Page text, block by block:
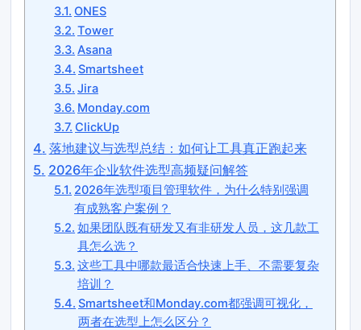
ONES
Tower
Asana
Smartsheet
Jira
Monday.com
ClickUp
落地建议与选型总结：如何让工具真正跑起来
2026年企业软件选型高频疑问解答
2026年选型项目管理软件，为什么特别强调
有成熟客户案例？
如果团队既有研发又有非研发人员，这几款工
具怎么选？
这些工具中哪款最适合快速上手、不需要复杂
培训？
Smartsheet和Monday.com都强调可视化，
两者在选型上怎么区分？